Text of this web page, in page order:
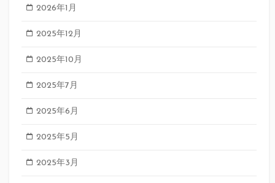
2026年1月
2025年12月
2025年10月
2025年7月
2025年6月
2025年5月
2025年3月